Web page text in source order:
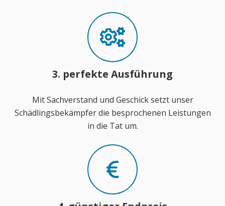
3. perfekte Ausführung
Mit Sachverstand und Geschick setzt unser
Schädlingsbekämpfer die besprochenen Leistungen
in die Tat um.